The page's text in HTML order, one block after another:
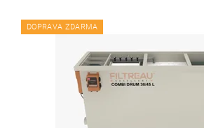
DOPRAVA ZDARMA